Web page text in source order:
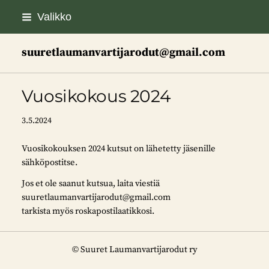
Siirry
Valikko
suuretlaumanvartijarodut@gmail.com
Vuosikokous 2024
3.5.2024
Vuosikokouksen 2024 kutsut on lähetetty jäsenille
sähköpostitse.
Jos et ole saanut kutsua, laita viestiä
suuretlaumanvartijarodut@gmail.com
tarkista myös roskapostilaatikkosi.
©Suuret Laumanvartijarodut ry